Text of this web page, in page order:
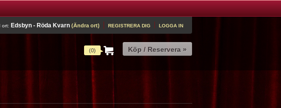
ort: Edsbyn - Röda Kvarn (Ändra ort) REGISTRERA DIG LOGGA IN
(0)